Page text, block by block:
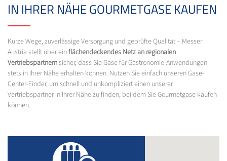
IN IHRER NÄHE GOURMETGASE KAUFEN
Kurze Wege, zuverlässige Versorgung und geprüfte Qualität – Messer
Austria stellt über einflächendeckendes Netz an regionalen
Vertriebspartnernsicher, dass Sie Gase für Gastronomie-Anwendungen
stets in Ihrer Nähe erhalten können. Nutzen Sie einfach unseren Gase-
Center-Finder, um schnell und unkompliziert einen unserer
Vertriebspartner in Ihrer Nähe zu finden, bei dem Sie Gourmetgase kaufen
können.